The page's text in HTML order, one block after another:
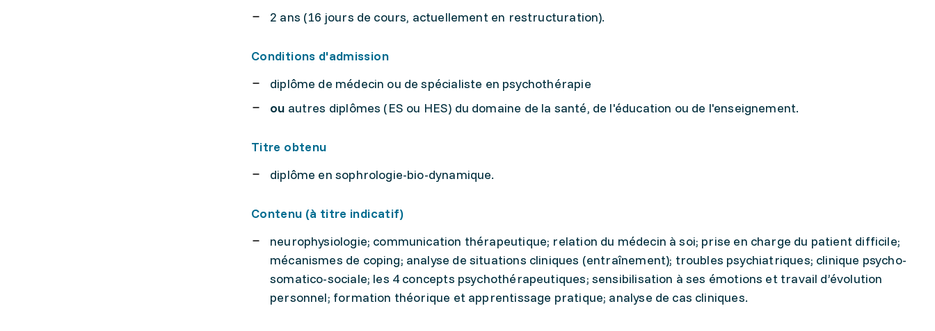
2 ans (16 jours de cours, actuellement en restructuration).
Conditions d'admission
diplôme de médecin ou de spécialiste en psychothérapie
ou autres diplômes (ES ou HES) du domaine de la santé, de l'éducation ou de l'enseignement.
Titre obtenu
diplôme en sophrologie-bio-dynamique.
Contenu (à titre indicatif)
neurophysiologie; communication thérapeutique; relation du médecin à soi; prise en charge du patient difficile;
mécanismes de coping; analyse de situations cliniques (entraînement); troubles psychiatriques; clinique psycho-
somatico-sociale; les 4 concepts psychothérapeutiques; sensibilisation à ses émotions et travail d’évolution
personnel; formation théorique et apprentissage pratique; analyse de cas cliniques.